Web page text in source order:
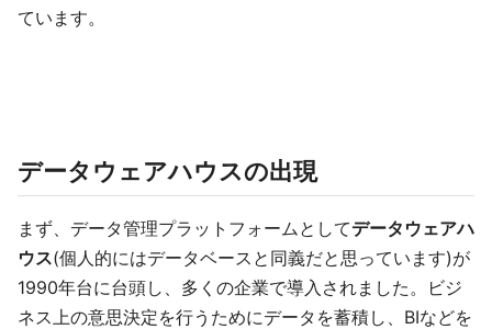
ています。
データウェアハウスの出現
まず、データ管理プラットフォームとしてデータウェアハ
ウス(個人的にはデータベースと同義だと思っています)が
1990年台に台頭し、多くの企業で導入されました。ビジ
ネス上の意思決定を行うためにデータを蓄積し、BIなどを